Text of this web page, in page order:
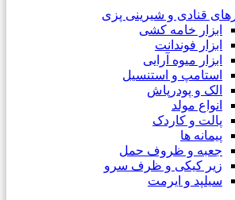
قنادی و شیرینی پزی
ابزار خامه کشی
ابزار فوندانت
ابزار میوه آرایی
استامپ و استنسیل
الک و پودرپاش
انواع مولد
پالت و کاردک
پیمانه ها
جعبه و ظروف حمل
زیر کیکی و ظرف سرو
سیلپد و ایرمت